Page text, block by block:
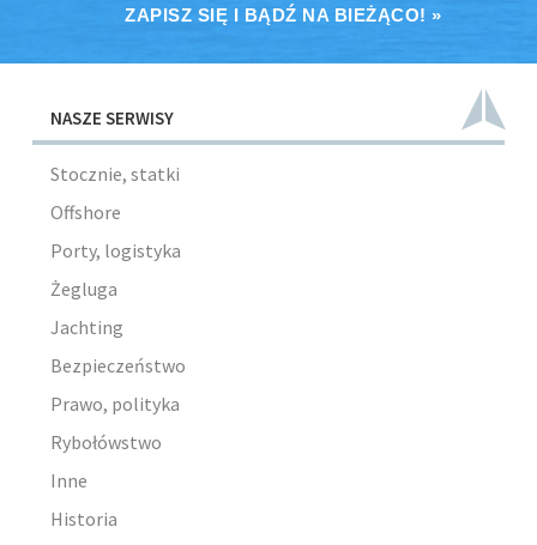
ZAPISZ SIĘ I BĄDŹ NA BIEŻĄCO! »
NASZE SERWISY
Stocznie, statki
Offshore
Porty, logistyka
Żegluga
Jachting
Bezpieczeństwo
Prawo, polityka
Rybołówstwo
Inne
Historia